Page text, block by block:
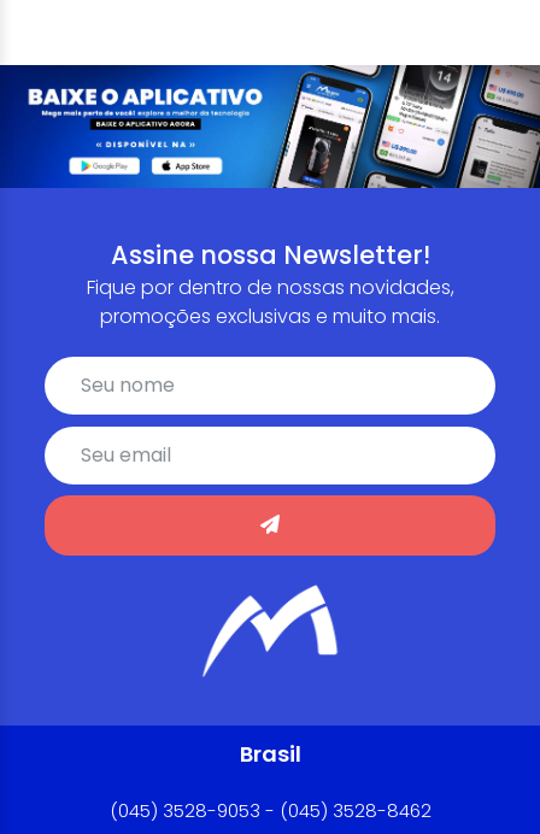
Assine nossa Newsletter!
Fique por dentro de nossas novidades,
promoções exclusivas e muito mais.
Brasil
(045) 3528-9053 - (045) 3528-8462